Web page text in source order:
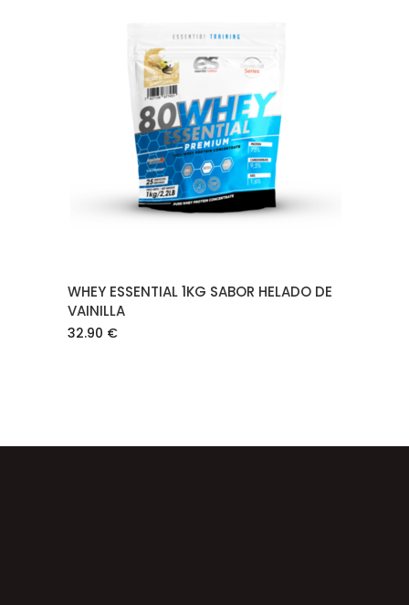
AÑADIR AL CARRITO
WHEY ESSENTIAL 1KG SABOR HELADO DE
VAINILLA
32.90 €